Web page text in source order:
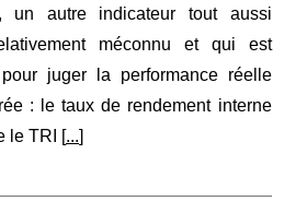
un autre indicateur tout aussi
méconnu et qui est
juger la performance réelle
: le taux de rendement interne
le TRI [...]